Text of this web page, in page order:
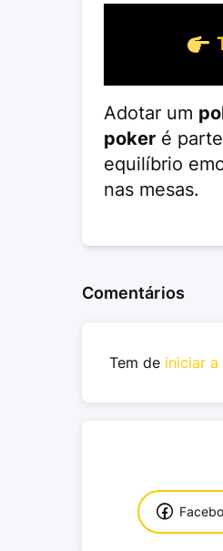
Adotar um
pokeré parte
equilíbrio
nas mesas.
Comentários
Tem de iniciar a